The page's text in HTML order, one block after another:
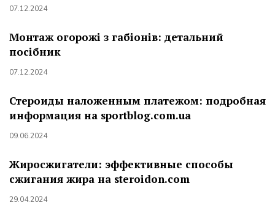
07.12.2024
Монтаж огорожі з габіонів: детальний
посібник
07.12.2024
Стероиды наложенным платежом: подробная
информация на sportblog.com.ua
09.06.2024
Жиросжигатели: эффективные способы
сжигания жира на steroidon.com
29.04.2024